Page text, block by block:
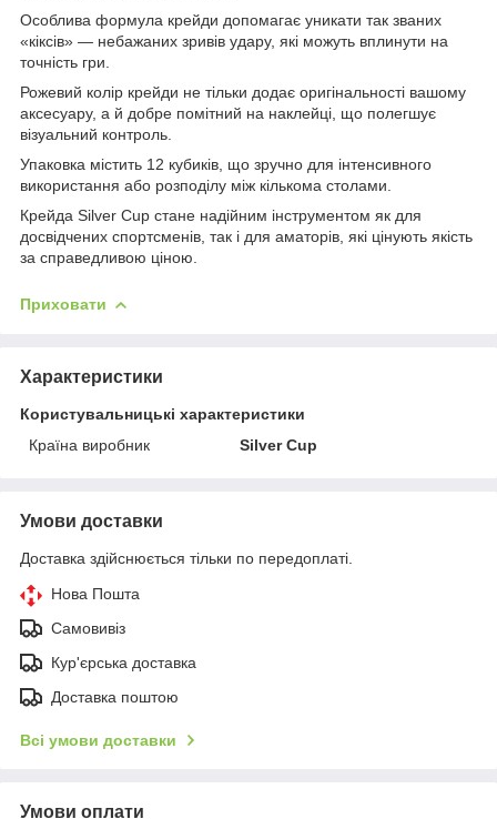
Особлива формула крейди допомагає уникати так званих
«кіксів» — небажаних зривів удару, які можуть вплинути на
точність гри.
Рожевий колір крейди не тільки додає оригінальності вашому
аксесуару, а й добре помітний на наклейці, що полегшує
візуальний контроль.
Упаковка містить 12 кубиків, що зручно для інтенсивного
використання або розподілу між кількома столами.
Крейда Silver Cup стане надійним інструментом як для
досвідчених спортсменів, так і для аматорів, які цінують якість
за справедливою ціною.
Приховати
Характеристики
Користувальницькі характеристики
Країна виробник
Silver Cup
Умови доставки
Доставка здійснюється тільки по передоплаті.
Нова Пошта
Самовивіз
Кур'єрська доставка
Доставка поштою
Всі умови доставки
Умови оплати